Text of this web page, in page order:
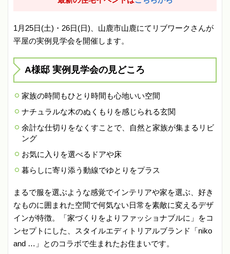
1月25日(土)・26日(日)、山鹿市山鹿にてリブワークさんが
平屋の実例見学会を開催します。
A様邸 実例見学会の見どころ
家族の時間もひとり時間も心地いい空間
ナチュラルな木のぬくもりを感じられる玄関
余計な仕切りをなくすことで、自然と家族が集まるリビ
ング
お気に入りを選べるドアや床
暮らしに寄り添う動線でゆとりをプラス
まるで服を選ぶような感覚でインテリアや家を選ぶ、好き
なものに囲まれた空間で何気ない日常を素敵に変えるデザ
インが特徴。「家づくりをよりファッショナブルに」をコ
ンセプトにした、スタイルエディトリアルブランド「niko
and …」とのコラボで生まれたお住まいです。